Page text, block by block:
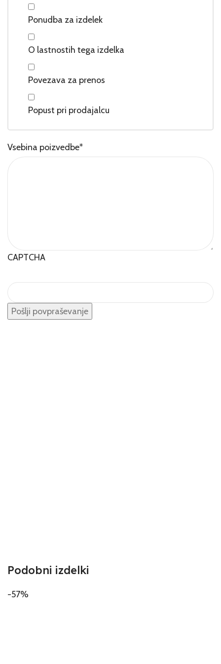
Ponudba za izdelek
O lastnostih tega izdelka
Povezava za prenos
Popust pri prodajalcu
Vsebina poizvedbe*
CAPTCHA
Podobni izdelki
-57%